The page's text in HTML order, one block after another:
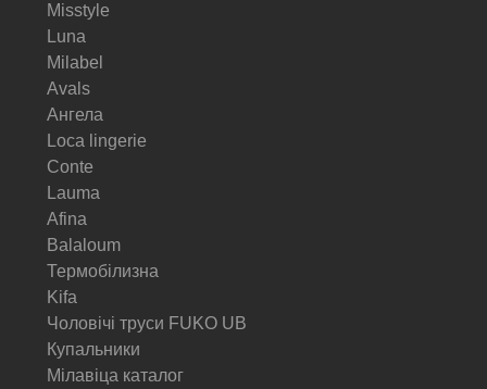
Misstyle
Luna
Milabel
Avals
Ангела
Loca lingerie
Conte
Lauma
Afina
Balaloum
Термобілизна
Kifa
Чоловічі труси FUKO UB
Купальники
Мілавіца каталог